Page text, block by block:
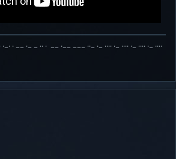
·−· · −− ·− − ·· · −− ·−− −−− ··− ·− ···· ·− ···· ·− ···· ·− ····